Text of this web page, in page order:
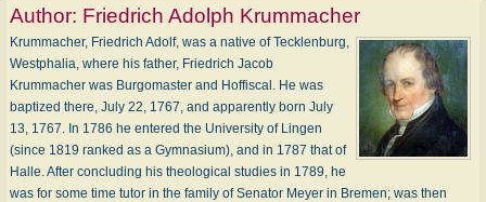
Author: Friedrich Adolph Krummacher
Krummacher, Friedrich Adolf, was a native of Tecklenburg,
Westphalia, where his father, Friedrich Jacob
Krummacher was Burgomaster and Hoffiscal. He was
baptized there, July 22, 1767, and apparently born July
13, 1767. In 1786 he entered the University of Lingen
(since 1819 ranked as a Gymnasium), and in 1787 that of
Halle. After concluding his theological studies in 1789, he
was for some time tutor in the family of Senator Meyer in Bremen; was then